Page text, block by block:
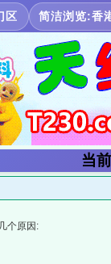
区 简洁浏览:香
当
个原因: